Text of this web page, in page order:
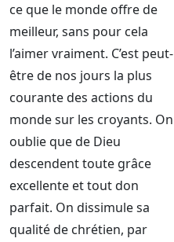
ce que le monde offre de
meilleur, sans pour cela
l’aimer vraiment. C’est peut-
être de nos jours la plus
courante des actions du
monde sur les croyants. On
oublie que de Dieu
descendent toute grâce
excellente et tout don
parfait. On dissimule sa
qualité de chrétien, par